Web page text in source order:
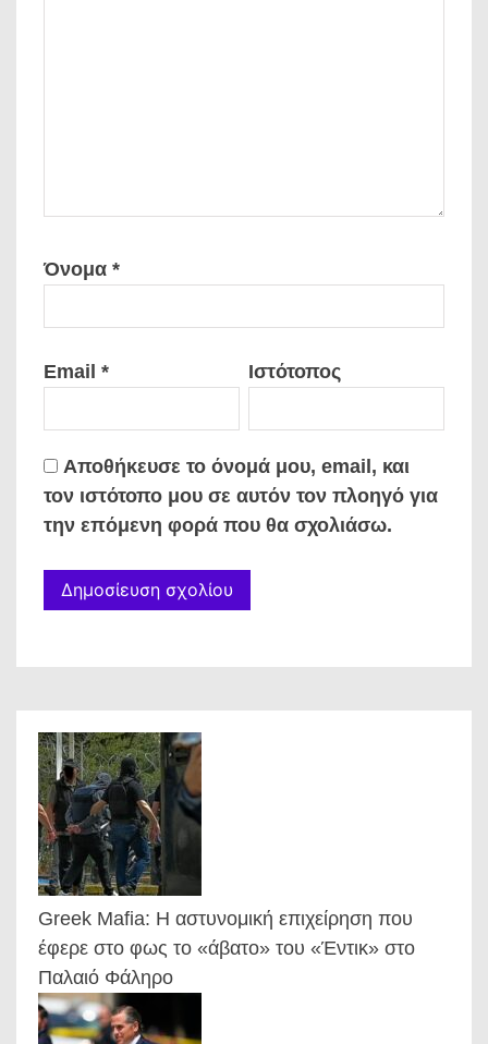
Όνομα *
Email * Ιστότοπος
Αποθήκευσε το όνομά μου, email, και
τον ιστότοπο μου σε αυτόν τον πλοηγό για
την επόμενη φορά που θα σχολιάσω.
Greek Mafia: Η αστυνομική επιχείρηση που
έφερε στο φως το «άβατο» του «Έντικ» στο
Παλαιό Φάληρο